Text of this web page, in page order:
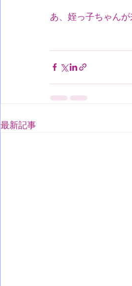
あ、姪っ子ちゃんが
最新記事